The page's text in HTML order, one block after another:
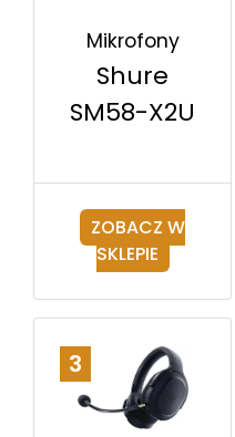
Mikrofony
Shure
SM58-X2U
ZOBACZ W
SKLEPIE
3